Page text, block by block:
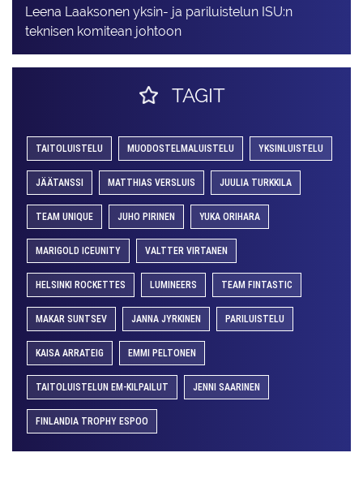
Leena Laaksonen yksin- ja pariluistelun ISU:n
teknisen komitean johtoon
TAGIT
TAITOLUISTELU MUODOSTELMALUISTELU YKSINLUISTELU
JÄÄTANSSI MATTHIAS VERSLUIS JUULIA TURKKILA
TEAM UNIQUE JUHO PIRINEN YUKA ORIHARA
MARIGOLD ICEUNITY VALTTER VIRTANEN
HELSINKI ROCKETTES LUMINEERS TEAM FINTASTIC
MAKAR SUNTSEV JANNA JYRKINEN PARILUISTELU
KAISA ARRATEIG EMMI PELTONEN
TAITOLUISTELUN EM-KILPAILUT JENNI SAARINEN
FINLANDIA TROPHY ESPOO